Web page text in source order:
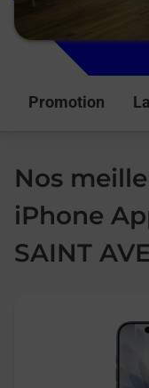
Promotion
Nos
iPhone
SAINT